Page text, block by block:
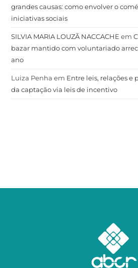
grandes causas: como envolver o
iniciativas sociais
SILVIA MARIA LOUZÃ NACCACHE em
bazar mantido com voluntariado
ano
Luiza Penha em Entre leis, relações e
da captação via leis de incentivo